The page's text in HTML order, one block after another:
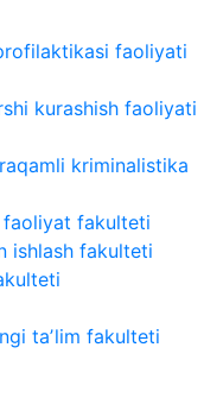
faoliyati
kurashish faoliyati
kriminalistika
faoliyat fakulteti
ishlash fakulteti
taʼlim fakulteti